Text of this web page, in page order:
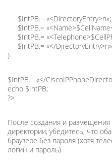
$IntPB.= «<DirectoryEntry>n»;
$IntPB.=
$IntPB.=
$IntPB.= «</
}
$IntPB.= «</
echo $IntPB;
?>
После создания и размещения
директории, убедитесь, что
браузере без пароля (хотя
логин и пароль)